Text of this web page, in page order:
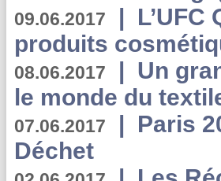
09.06.2017 |
produits
08.06.2017 | Un
le monde du
07.06.2017 | Paris
Déchet